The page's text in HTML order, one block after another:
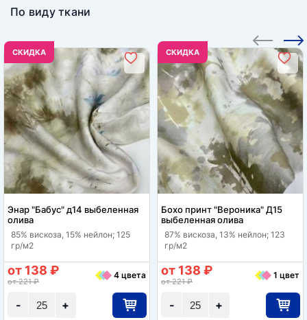
По виду ткани
CКИДКА
Энар "Бабус" д14 выбеленная
олива
85% вискоза, 15% нейлон; 125
гр/м2
+
-
от 138 ₽
от 221 ₽
4 цвета
CКИДКА
Бохо принт "Вероника" Д15
выбеленная олива
87% вискоза, 13% нейлон; 123
гр/м2
+
-
от 138 ₽
от 221 ₽
1 цвет